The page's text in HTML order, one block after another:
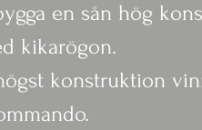
en sån hög
kikarögon.
konstruktion